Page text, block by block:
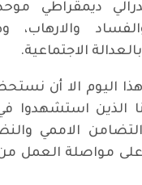
ديمقراطي
الاجتماعية.
اليوم الا أن
الذين استشهدوا
الاممي
مواصلة العمل